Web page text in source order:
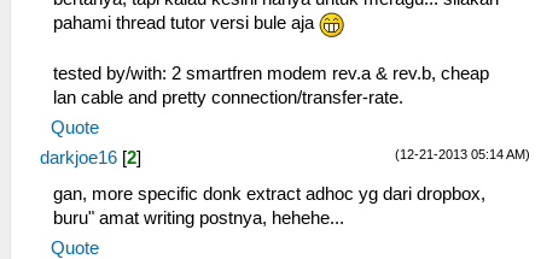
pahami thread tutor versi bule aja
tested by/with: 2 smartfren modem rev.a & rev.b, cheap
lan cable and pretty connection/transfer-rate.
Quote
(12-21-2013 05:14 AM)
darkjoe16 [2]
gan, more specific donk extract adhoc yg dari dropbox,
buru" amat writing postnya, hehehe...
Quote